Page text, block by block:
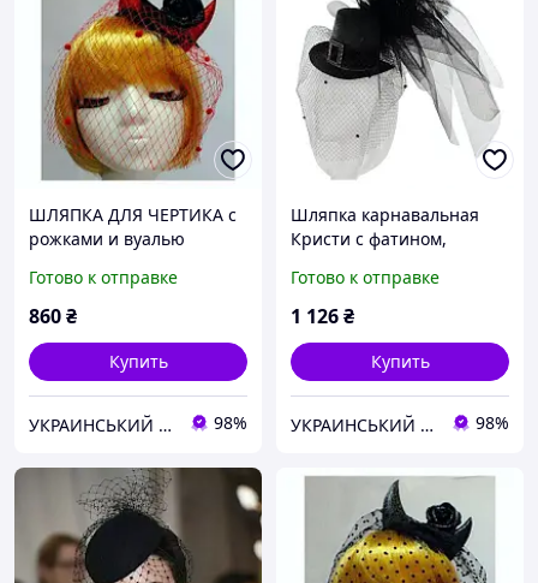
ШЛЯПКА ДЛЯ ЧЕРТИКА с
рожками и вуалью
Готово к отправке
860₴
Купить
УКРАИНСЬКИЙ БАРМАЛЕЙ 98%
Шляпка карнавальная
Кристи с фатином,
Готово к отправке
1 126₴
Купить
УКРАИНСЬКИЙ БАРМАЛЕЙ 98%